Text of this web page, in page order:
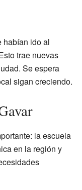
habían ido al
trae nuevas
Se espera
sigan creciendo.
la escuela
en la región y